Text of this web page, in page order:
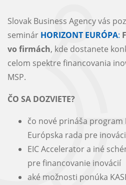
Slovak Business Agency vás
seminár HORIZONT EURÓPA:
vo firmách, kde dostanete
celom spektre financovania
MSP.
ČO SA DOZVIETE?
čo nové prináša program
Európska rada pre
EIC Accelerator a iné
pre financovanie inovácií
aké možnosti ponúka